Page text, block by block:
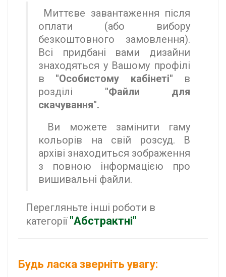
Миттєве завантаження після
оплати (або вибору
безкоштовного замовлення).
Всі придбані вами дизайни
знаходяться у Вашому профілі
в "Особистому кабінеті" в
розділі "Файли для
скачування".
Ви можете замінити гаму
кольорів на свій розсуд. В
архіві знаходиться зображення
з повною інформацією про
вишивальні файли.
Перегляньте інші роботи в
категорії "Абстрактні"
Будь ласка зверніть увагу: